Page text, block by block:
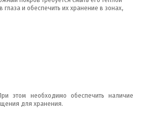
и обеспечить их хранение в зонах,
этом необходимо обеспечить наличие
для хранения.